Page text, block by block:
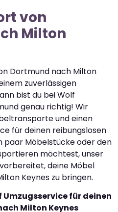
von
Milton
Dortmund nach Milton
zuverlässigen
bist du bei Wolf
genau richtig! Wir
und einen
für deinen reibungslosen
paar Möbelstücke oder den
möchtest, unser
deine Möbel
Keynes zu bringen.
für deinen
Milton Keynes